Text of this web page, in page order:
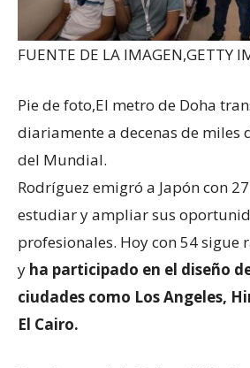
FUENTE DE LA IMAGEN,GETTY
Pie de foto,El metro de Doha
diariamente a decenas de miles
del Mundial.
Rodríguez emigró a Japón con
estudiar y ampliar sus
profesionales. Hoy con 54 sigue
y ha participado en el diseño
ciudades como Los Angeles,
El Cairo.